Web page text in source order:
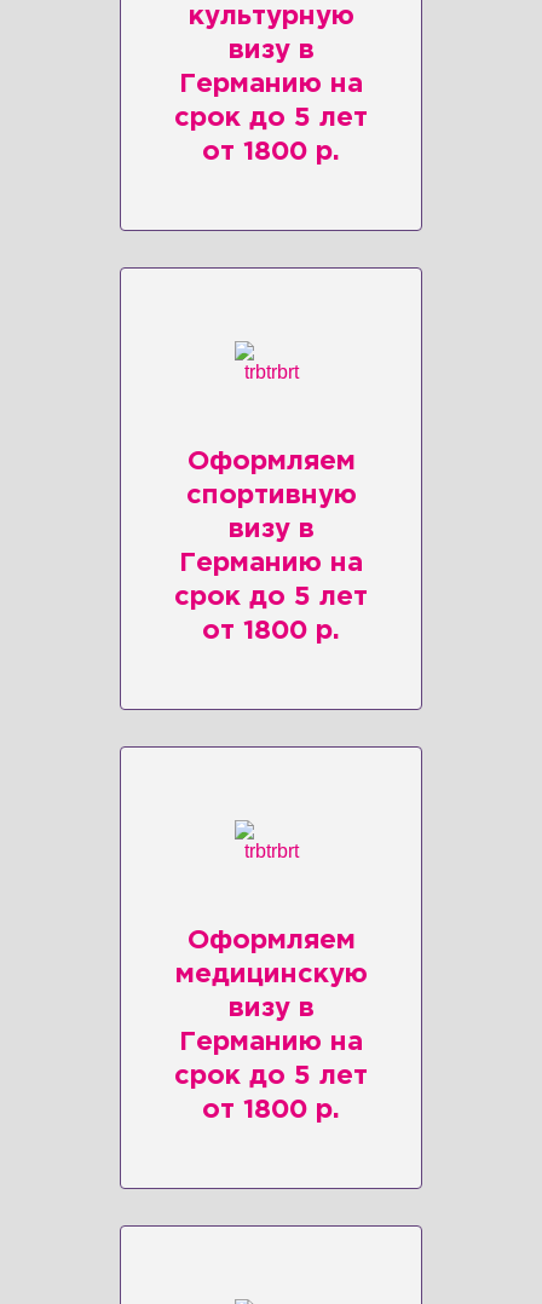
культурную
визу в
Германию на
срок до 5 лет
от 1800 р.
Оформляем
спортивную
визу в
Германию на
срок до 5 лет
от 1800 р.
Оформляем
медицинскую
визу в
Германию на
срок до 5 лет
от 1800 р.